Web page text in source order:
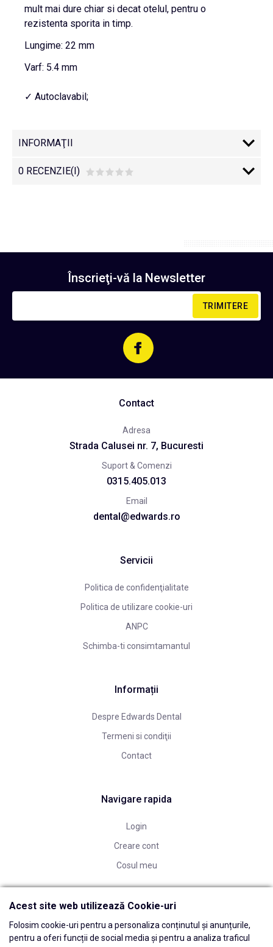
mult mai dure chiar si decat otelul, pentru o
rezistenta sporita in timp.
Lungime: 22 mm
Varf: 5.4 mm
✓ Autoclavabil;
INFORMAŢII
0 RECENZIE(I)
Înscrieţi-vă la Newsletter
TRIMITERE
Contact
Adresa
Strada Calusei nr. 7, Bucuresti
Suport & Comenzi
0315.405.013
Email
dental@edwards.ro
Servicii
Politica de confidenţialitate
Politica de utilizare cookie-uri
ANPC
Schimba-ti consimtamantul
Informații
Despre Edwards Dental
Termeni si condiţii
Contact
Navigare rapida
Login
Creare cont
Cosul meu
Acest site web utilizează Cookie-uri
Folosim cookie-uri pentru a personaliza conținutul și anunțurile,
pentru a oferi funcții de social media și pentru a analiza traficul